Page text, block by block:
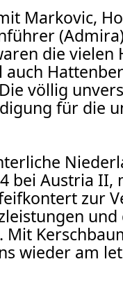
Markovic,
die
völlig
für die
bei Austria II,
zur
und
Mit
wieder am